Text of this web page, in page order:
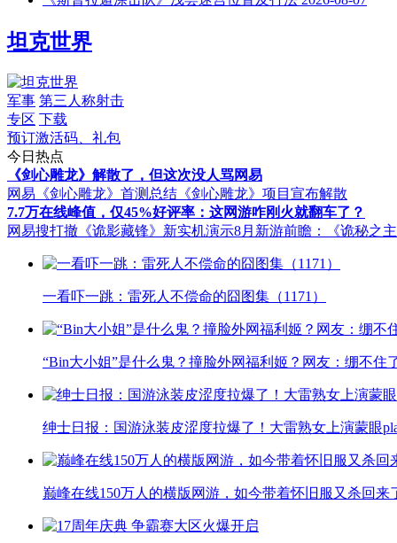
坦克世界
军事 第三人称射击
专区 下载
预订激活码、礼包
今日热点
《剑心雕龙》解散了，但这次没人骂网易
网易《剑心雕龙》首测总结 《剑心雕龙》项目宣布解散
7.7万在线峰值，仅45%好评率：这网游咋刚火就翻车了？
网易搜打撤《诡影藏锋》新实机演示8月新游前瞻：《诡秘之
一看吓一跳：雷死人不偿命的囧图集（1171）
“Bin大小姐”是什么鬼？撞脸外网福利姬？网友：绷不住
绅士日报：国游泳装皮涩度拉爆了！大雷熟女上演蒙眼
巅峰在线150万人的横版网游，如今带着怀旧服又杀回来